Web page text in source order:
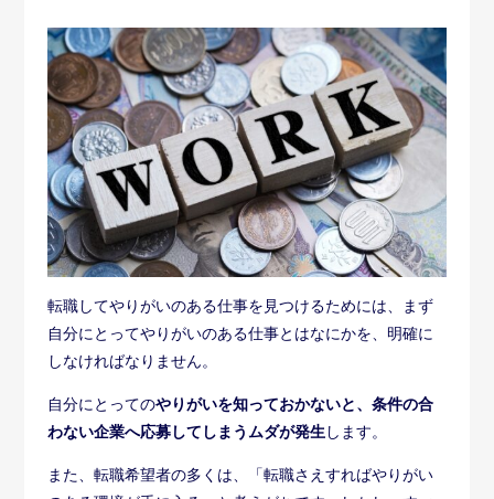
転職してやりがいのある仕事を見つけるためには、まず
自分にとってやりがいのある仕事とはなにかを、明確に
しなければなりません。
自分にとってのやりがいを知っておかないと、条件の合
わない企業へ応募してしまうムダが発生します。
また、転職希望者の多くは、「転職さえすればやりがい